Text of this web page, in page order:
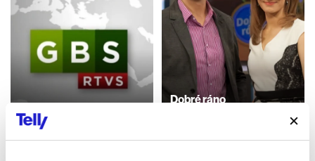
2026 | Slovensko | 10 min
Dobré ráno